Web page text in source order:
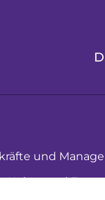
und
Kultur und